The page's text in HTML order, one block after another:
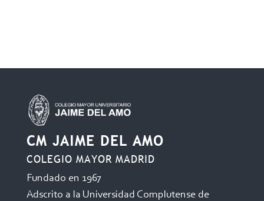
CM JAIME DEL AMO
COLEGIO MAYOR MADRID
Fundado en 1967
Adscrito a la Universidad Complutense de